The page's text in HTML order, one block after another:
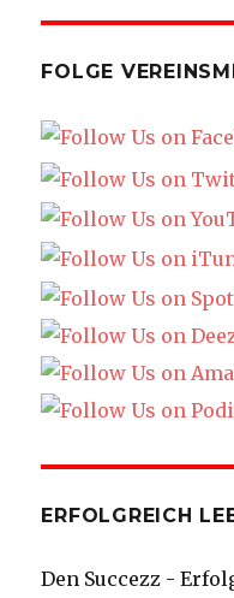
FOLGE
ERFOLGREICH
Den Succezz -